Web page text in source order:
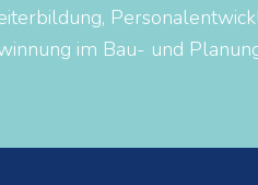
im Bau- und